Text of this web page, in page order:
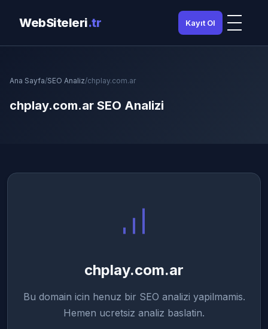
WebSiteleri.tr Kayıt Ol
Ana Sayfa/SEO Analiz/chplay.com.ar
chplay.com.ar SEO Analizi
chplay.com.ar
Bu domain icin henuz bir SEO analizi yapilmamis.
Hemen ucretsiz analiz baslatin.